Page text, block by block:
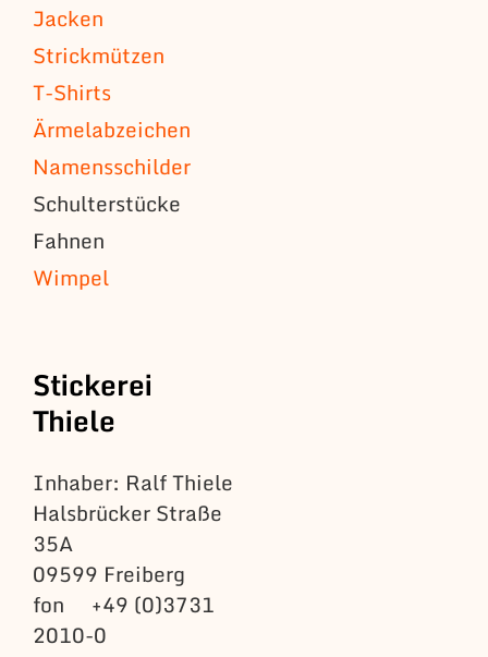
Jacken
Strickmützen
T-Shirts
Ärmelabzeichen
Namensschilder
Schulterstücke
Fahnen
Wimpel
Stickerei
Thiele
Inhaber: Ralf Thiele
Halsbrücker Straße
35A
09599 Freiberg
fon +49 (0)3731
2010-0